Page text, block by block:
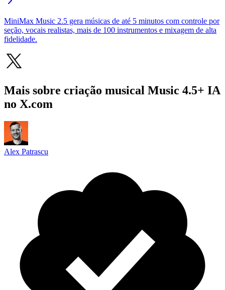
MiniMax Music 2.5 gera músicas de até 5 minutos com controle por
seção, vocais realistas, mais de 100 instrumentos e mixagem de alta
fidelidade.
Mais sobre criação musical Music 4.5+ IA
no X.com
Alex Patrascu